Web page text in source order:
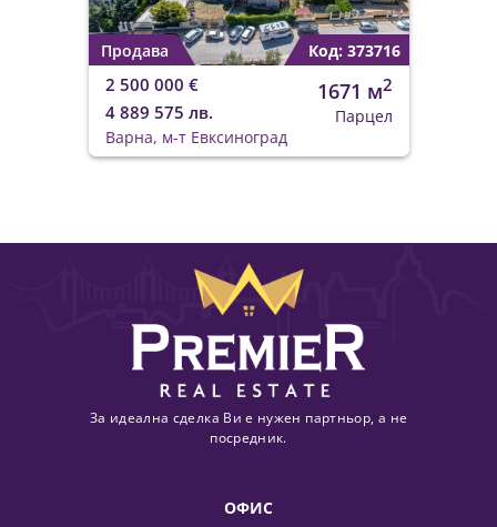
Продава Код: 373716
2 500 000 €
4 889 575 лв.
1671 м2
Парцел
Варна, м-т Евксиноград
За идеална сделка Ви е нужен партньор, а не
посредник.
ОФИС